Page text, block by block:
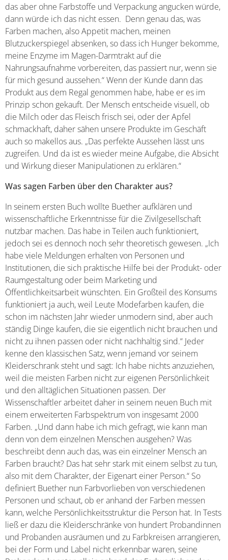
das aber ohne Farbstoffe und Verpackung angucken würde,
dann würde ich das nicht essen. Denn genau das, was
Farben machen, also Appetit machen, meinen
Blutzuckerspiegel absenken, so dass ich Hunger bekomme,
meine Enzyme im Magen-Darmtrakt auf die
Nahrungsaufnahme vorbereiten, das passiert nur, wenn sie
für mich gesund aussehen.“ Wenn der Kunde dann das
Produkt aus dem Regal genommen habe, habe er es im
Prinzip schon gekauft. Der Mensch entscheide visuell, ob
die Milch oder das Fleisch frisch sei, oder der Apfel
schmackhaft, daher sähen unsere Produkte im Geschäft
auch so makellos aus. „Das perfekte Aussehen lässt uns
zugreifen. Und da ist es wieder meine Aufgabe, die Absicht
und Wirkung dieser Manipulationen zu erklären.“
Was sagen Farben über den Charakter aus?
In seinem ersten Buch wollte Buether aufklären und
wissenschaftliche Erkenntnisse für die Zivilgesellschaft
nutzbar machen. Das habe in Teilen auch funktioniert,
jedoch sei es dennoch noch sehr theoretisch gewesen. „Ich
habe viele Meldungen erhalten von Personen und
Institutionen, die sich praktische Hilfe bei der Produkt- oder
Raumgestaltung oder beim Marketing und
Öffentlichkeitsarbeit wünschten. Ein Großteil des Konsums
funktioniert ja auch, weil Leute Modefarben kaufen, die
schon im nächsten Jahr wieder unmodern sind, aber auch
ständig Dinge kaufen, die sie eigentlich nicht brauchen und
nicht zu ihnen passen oder nicht nachhaltig sind.“ Jeder
kenne den klassischen Satz, wenn jemand vor seinem
Kleiderschrank steht und sagt: Ich habe nichts anzuziehen,
weil die meisten Farben nicht zur eigenen Persönlichkeit
und den alltäglichen Situationen passen. Der
Wissenschaftler arbeitet daher in seinem neuen Buch mit
einem erweiterten Farbspektrum von insgesamt 2000
Farben. „Und dann habe ich mich gefragt, wie kann man
denn von dem einzelnen Menschen ausgehen? Was
beschreibt denn auch das, was ein einzelner Mensch an
Farben braucht? Das hat sehr stark mit einem selbst zu tun,
also mit dem Charakter, der Eigenart einer Person.“ So
definiert Buether nun Farbvorlieben von verschiedenen
Personen und schaut, ob er anhand der Farben messen
kann, welche Persönlichkeitsstruktur die Person hat. In Tests
ließ er dazu die Kleiderschränke von hundert Probandinnen
und Probanden ausräumen und zu Farbkreisen arrangieren,
bei der Form und Label nicht erkennbar waren, seine